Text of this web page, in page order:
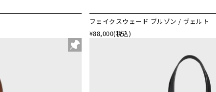
フェイクスウェード ブルゾン / ヴェルト
¥88,000(税込)